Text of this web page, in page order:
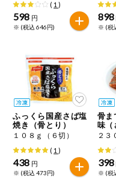
専門ショップサイト
パルコープ・よどがわ生協
パルコープ・よどがわ生
ご利用ガイド
アプリのダウンロード
衛生・生理用
品
洗濯・バス・
トイレ用品
住居・生活用
品
コスメ＆ボデ
ィケア
マカダミアナッツ
アレルゲン情報は、商品
必ず商品パッケージの表
特定原材料に準ずるもの
範囲でのお知らせです。
( 1 )
598 円
※ (税込 646円)
898
※ (税
ふっくら国産さば塩
焼き（骨とり）
１０８ｇ（６切）
( 1 )
438 円
※ (税込 473円)
骨ま
味（
２３
398
※ (税